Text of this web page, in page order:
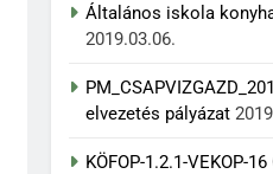
Általános iskola
2019.03.06.
elvezetés pályázat
KÖFOP-1.2.1-VEKOP-